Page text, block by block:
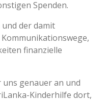
Spenden.
der damit
finanzielle
genauer an und
Kinderhilfe dort,